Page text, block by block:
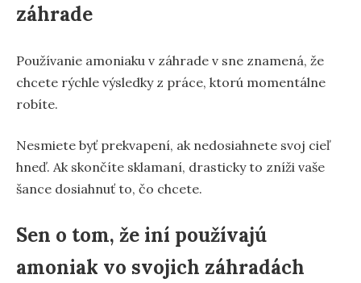
záhrade
Používanie amoniaku v záhrade v sne znamená, že
chcete rýchle výsledky z práce, ktorú momentálne
robíte.
Nesmiete byť prekvapení, ak nedosiahnete svoj cieľ
hneď. Ak skončíte sklamaní, drasticky to zníži vaše
šance dosiahnuť to, čo chcete.
Sen o tom, že iní používajú
amoniak vo svojich záhradách